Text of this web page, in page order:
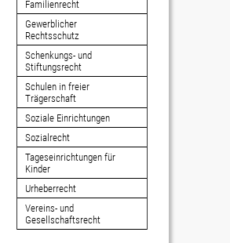
Familienrecht
Gewerblicher
Rechtsschutz
Schenkungs- und
Stiftungsrecht
Schulen in freier
Trägerschaft
Soziale Einrichtungen
Sozialrecht
Tageseinrichtungen für
Kinder
Urheberrecht
Vereins- und
Gesellschaftsrecht